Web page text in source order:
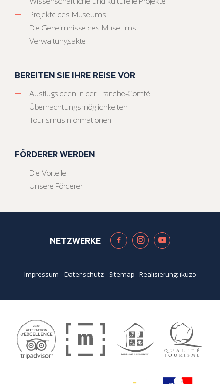
Projekte des Museums
Die Geheimnisse des Museums
Verwaltungsakte
BEREITEN SIE IHRE REISE VOR
Ausflugsideen in der Franche-Comté
Übernachtungsmöglichkeiten
Tourismusinformationen
FÖRDERER WERDEN
Die Vorteile
Unsere Förderer
NETZWERKE
Impressum -Datenschutz- Sitemap- Realisierung:ikuzo